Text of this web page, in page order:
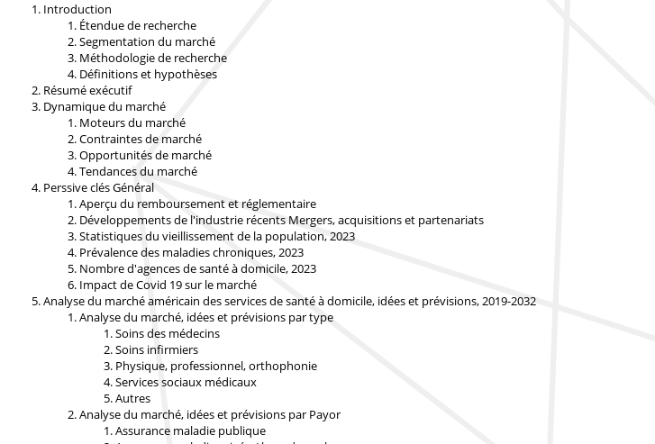
Introduction
Étendue de recherche
Segmentation du marché
Méthodologie de recherche
Définitions et hypothèses
Résumé exécutif
Dynamique du marché
Moteurs du marché
Contraintes de marché
Opportunités de marché
Tendances du marché
Perssive clés Général
Aperçu du remboursement et réglementaire
Développements de l'industrie récents Mergers, acquisitions et partenariats
Statistiques du vieillissement de la population, 2023
Prévalence des maladies chroniques, 2023
Nombre d'agences de santé à domicile, 2023
Impact de Covid 19 sur le marché
Analyse du marché américain des services de santé à domicile, idées et prévisions, 2019-2032
Analyse du marché, idées et prévisions par type
Soins des médecins
Soins infirmiers
Physique, professionnel, orthophonie
Services sociaux médicaux
Autres
Analyse du marché, idées et prévisions par Payor
Assurance maladie publique